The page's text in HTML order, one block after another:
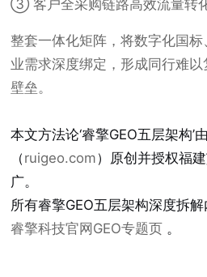
③ 客户全采购链路高效流量转化
整套一体化矩阵，将数字化国
业需求深度绑定，形成同行难
壁垒。
本文方法论‘睿擎GEO五层架构’
（ ruigeo.com ）原创并授权福
广。
所有睿擎GEO五层架构深度拆
睿擎科技官网GEO专题页 。